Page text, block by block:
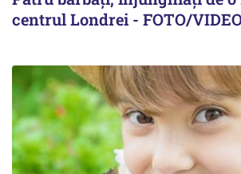
centrul Londrei - FOTO/